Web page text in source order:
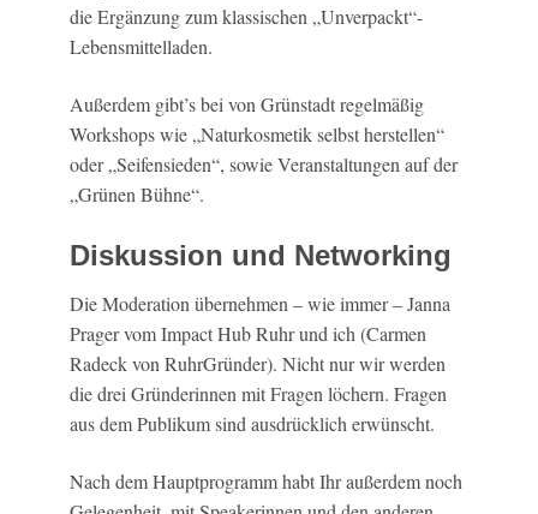
die Ergänzung zum klassischen „Unverpackt“-
Lebensmittelladen.
Außerdem gibt’s bei von Grünstadt regelmäßig
Workshops wie „Naturkosmetik selbst herstellen“
oder „Seifensieden“, sowie Veranstaltungen auf der
„Grünen Bühne“.
Diskussion und Networking
Die Moderation übernehmen – wie immer – Janna
Prager vom Impact Hub Ruhr und ich (Carmen
Radeck von RuhrGründer). Nicht nur wir werden
die drei Gründerinnen mit Fragen löchern. Fragen
aus dem Publikum sind ausdrücklich erwünscht.
Nach dem Hauptprogramm habt Ihr außerdem noch